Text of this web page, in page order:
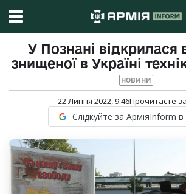
У Познані відкрилася
знищеної в Україні
НОВИНИ
22 Липня 2022, 9:46Прочитаєте
Слідкуйте за АрміяInform